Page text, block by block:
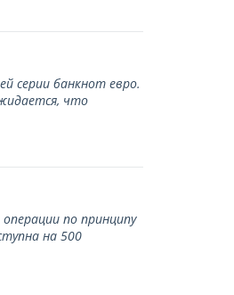
серии банкнот евро.
что
по принципу
на 500